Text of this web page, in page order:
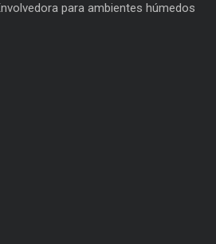
para ambientes húmedos